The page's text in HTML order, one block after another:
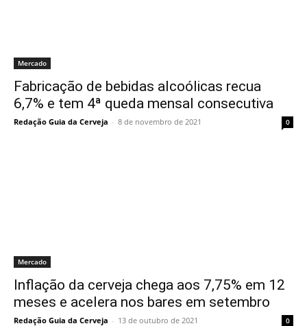
Mercado
Fabricação de bebidas alcoólicas recua
6,7% e tem 4ª queda mensal consecutiva
Redação Guia da Cerveja - 8 de novembro de 2021 0
Mercado
Inflação da cerveja chega aos 7,75% em 12
meses e acelera nos bares em setembro
Redação Guia da Cerveja - 13 de outubro de 2021 0